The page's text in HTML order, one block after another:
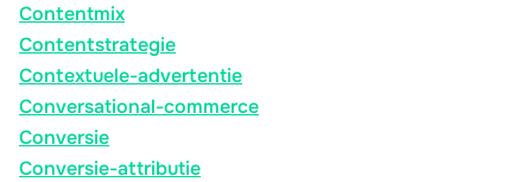
Contentmix
Contentstrategie
Contextuele-advertentie
Conversational-commerce
Conversie
Conversie-attributie